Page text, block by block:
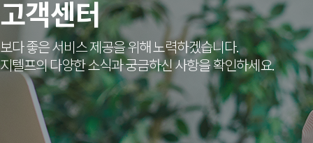
고객센터
보다 좋은 서비스 제공을 위해 노력하겠습니다.
지텔프의 다양한 소식과 궁금하신 사항을 확인하세요.